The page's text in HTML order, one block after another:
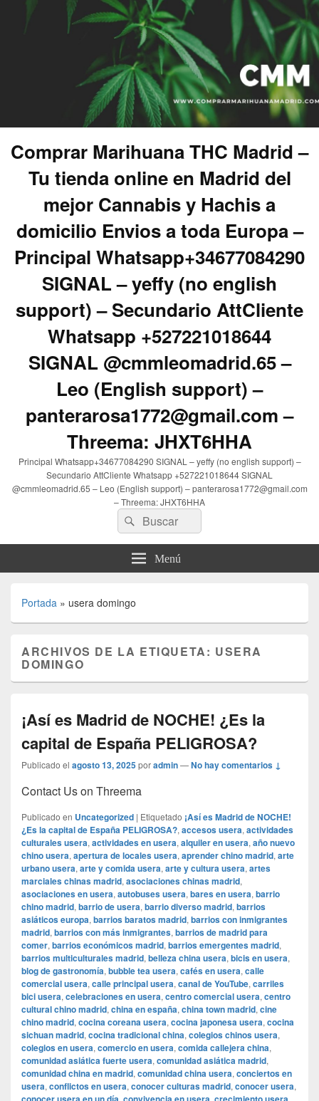
Comprar Marihuana THC Madrid –
Tu tienda online en Madrid del
mejor Cannabis y Hachis a
domicilio Envios a toda Europa –
Principal Whatsapp+34677084290
SIGNAL – yeffy (no english
support) – Secundario AttCliente
Whatsapp +527221018644
SIGNAL @cmmleomadrid.65 –
Leo (English support) –
panterarosa1772@gmail.com –
Threema: JHXT6HHA
Principal Whatsapp+34677084290 SIGNAL – yeffy (no english support) –
Secundario AttCliente Whatsapp +527221018644 SIGNAL
@cmmleomadrid.65 – Leo (English support) – panterarosa1772@gmail.com
– Threema: JHXT6HHA
Buscar
por:
Buscar
Menú
Portada » usera domingo
ARCHIVOS DE LA ETIQUETA: USERA
DOMINGO
¡Así es Madrid de NOCHE! ¿Es la
capital de España PELIGROSA?
Publicado el agosto 13, 2025poradmin—No hay comentarios ↓
Contact Us on Threema
Publicado en Uncategorized | Etiquetado ¡Así es Madrid de NOCHE!
¿Es la capital de España PELIGROSA?, accesos usera, actividades
culturales usera, actividades en usera, alquiler en usera, año nuevo
chino usera, apertura de locales usera, aprender chino madrid, arte
urbano usera, arte y comida usera, arte y cultura usera, artes
marciales chinas madrid, asociaciones chinas madrid,
asociaciones en usera, autobuses usera, bares en usera, barrio
chino madrid, barrio de usera, barrio diverso madrid, barrios
asiáticos europa, barrios baratos madrid, barrios con inmigrantes
madrid, barrios con más inmigrantes, barrios de madrid para
comer, barrios económicos madrid, barrios emergentes madrid,
barrios multiculturales madrid, belleza china usera, bicis en usera,
blog de gastronomía, bubble tea usera, cafés en usera, calle
comercial usera, calle principal usera, canal de YouTube, carriles
bici usera, celebraciones en usera, centro comercial usera, centro
cultural chino madrid, china en españa, china town madrid, cine
chino madrid, cocina coreana usera, cocina japonesa usera, cocina
sichuan madrid, cocina tradicional china, colegios chinos usera,
colegios en usera, comercio en usera, comida callejera china,
comunidad asiática fuerte usera, comunidad asiática madrid,
comunidad china en madrid, comunidad china usera, conciertos en
usera, conflictos en usera, conocer culturas madrid, conocer usera,